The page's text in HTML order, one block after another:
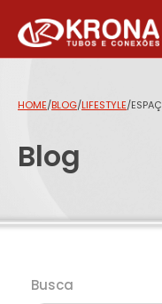
HOME/BLOG/LIFESTYLE/
Blog
Busca